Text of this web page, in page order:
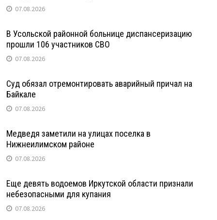
07.08.2026
В Усольской районной больнице диспансеризацию
прошли 106 участников СВО
07.08.2026
Суд обязал отремонтировать аварийный причал на
Байкале
07.08.2026
Медведя заметили на улицах поселка в
Нижнеилимском районе
07.08.2026
Еще девять водоемов Иркутской области признали
небезопасными для купания
07.08.2026